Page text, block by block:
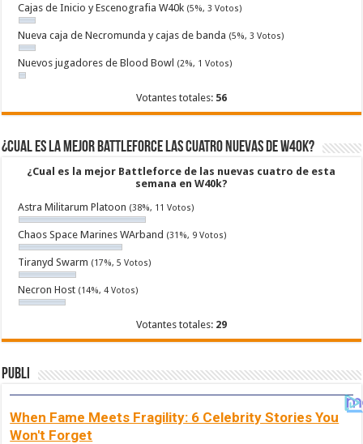
Cajas de Inicio y Escenografia W40k (5%, 3 Votos)
Nueva caja de Necromunda y cajas de banda (5%, 3 Votos)
Nuevos jugadores de Blood Bowl (2%, 1 Votos)
Votantes totales: 56
¿Cual es la mejor Battleforce las cuatro nuevas de W40k?
¿Cual es la mejor Battleforce de las nuevas cuatro de esta
semana en W40k?
Astra Militarum Platoon (38%, 11 Votos)
Chaos Space Marines WArband (31%, 9 Votos)
Tiranyd Swarm (17%, 5 Votos)
Necron Host (14%, 4 Votos)
Votantes totales: 29
Publi
When Fame Meets Fragility: 6 Celebrity Stories You
Won't Forget